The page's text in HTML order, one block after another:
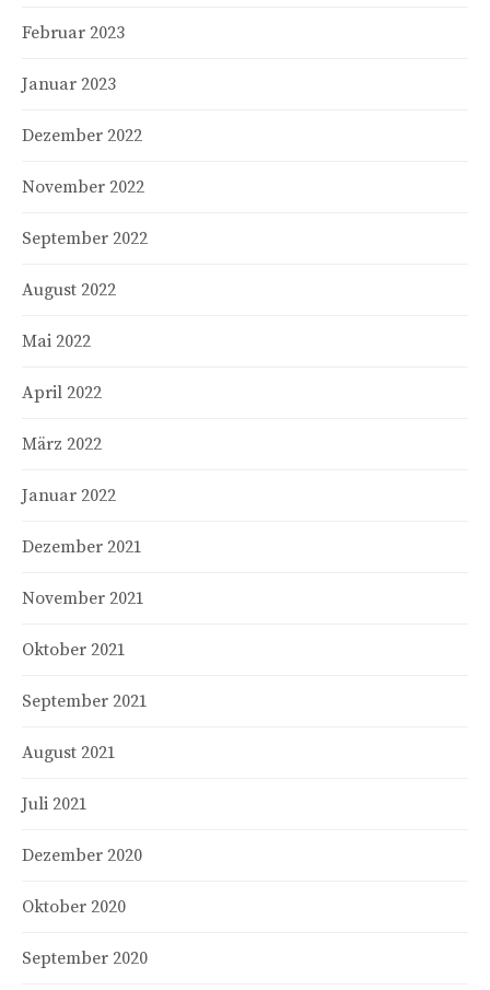
Februar 2023
Januar 2023
Dezember 2022
November 2022
September 2022
August 2022
Mai 2022
April 2022
März 2022
Januar 2022
Dezember 2021
November 2021
Oktober 2021
September 2021
August 2021
Juli 2021
Dezember 2020
Oktober 2020
September 2020